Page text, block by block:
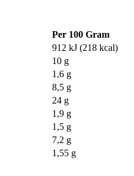
Per 100 Gram
912 kJ (218 kcal)
10 g
1,6 g
8,5 g
24 g
1,9 g
1,5 g
7,2 g
1,55 g